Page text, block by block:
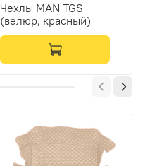
Чехлы MAN TGS
(велюр, красный)